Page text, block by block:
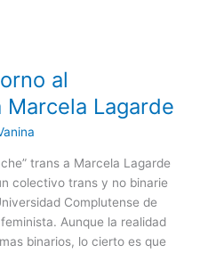
al
Marcela Lagarde
trans a Marcela Lagarde
colectivo trans y no binarie
Complutense de
Aunque la realidad
binarios, lo cierto es que